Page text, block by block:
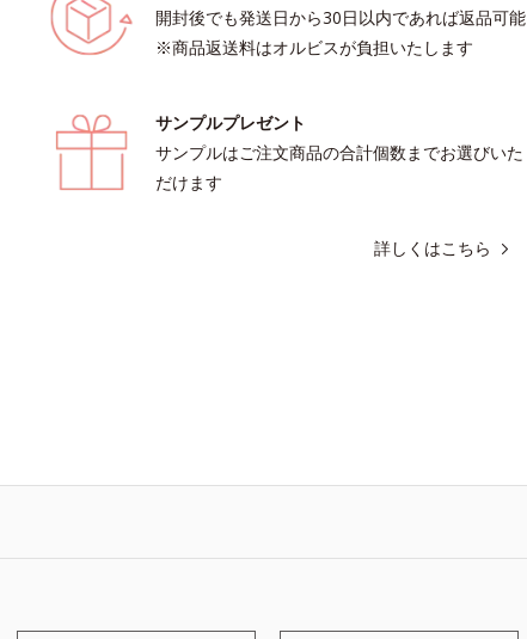
開封後でも発送日から30日以内であれば返品可能
※商品返送料はオルビスが負担いたします
サンプルプレゼント
サンプルはご注文商品の合計個数までお選びいた
だけます
詳しくはこちら